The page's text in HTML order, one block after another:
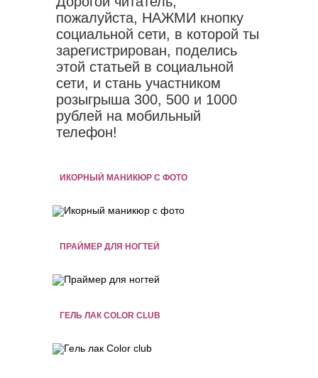
пожалуйста, НАЖМИ кнопку
социальной сети, в которой ты
зарегистрирован, поделись
этой статьей в социальной
сети, и стань участником
розыгрыша 300, 500 и 1000
рублей на мобильный
телефон!
ИКОРНЫЙ МАНИКЮР C ФОТО
ПРАЙМЕР ДЛЯ НОГТЕЙ
ГЕЛЬ ЛАК COLOR CLUB